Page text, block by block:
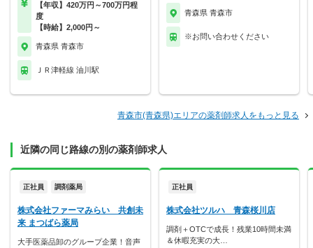
【年収】420万円～700万円程
度
【時給】2,000円～
青森県 青森市
ＪＲ津軽線 油川駅
青森県 青森市
※お問い合わせください
青森市(青森県)エリアの薬剤師求人をもっと見る
近隣の同じ路線の別の薬剤師求人
正社員 調剤薬局
株式会社ファーマみらい 共創未
来 まつばら薬局
大手医薬品卸のグループ企業！音声
正社員
株式会社ツルハ 青森桜川店
調剤＋OTCで成長！残業10時間未満
＆休暇充実の大…